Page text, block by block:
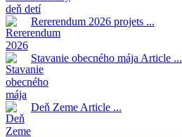
Rererendum 2026 projets ...
Stavanie obecného mája Article ...
Deň Zeme Article ...